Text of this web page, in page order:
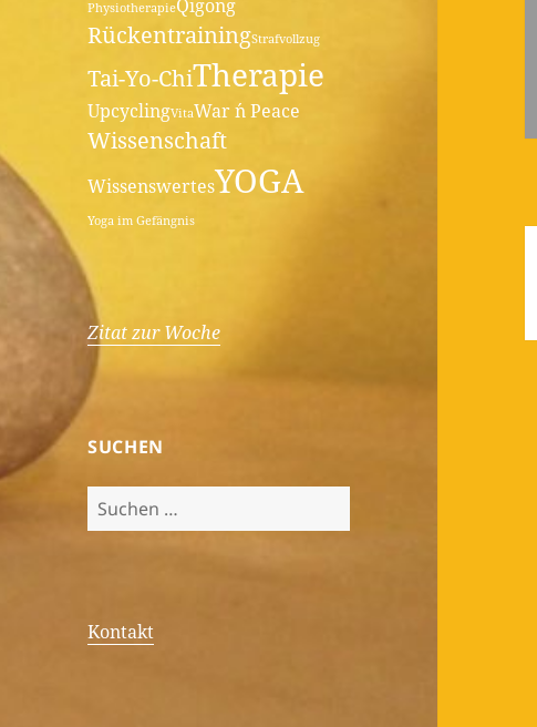
PhysiotherapieQigong
RückentrainingStrafvollzug
Tai-Yo-ChiTherapie
UpcyclingVitaWar ´n Peace
Wissenschaft
WissenswertesYOGA
Yoga im Gefängnis
Zitat zur Woche
SUCHEN
Suchen
nach:
Kontakt